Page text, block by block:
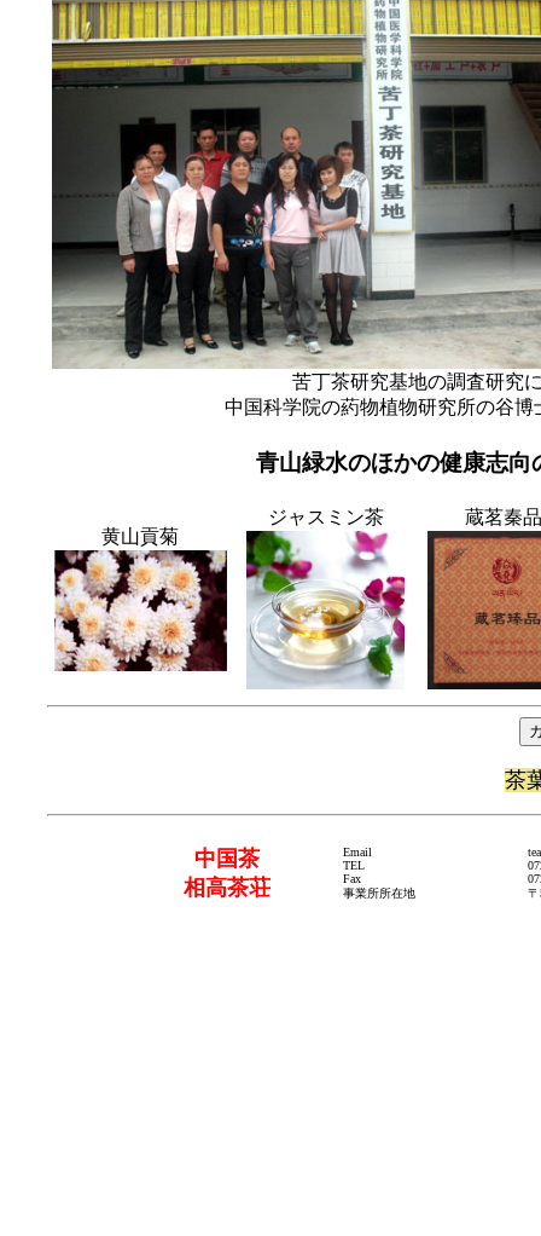
苦丁茶研究基地の調査研究
中国科学院の葯物植物研究所の谷
青山緑水のほかの健康志
黄山貢菊
ジャスミン茶 蔵茗秦品
茶
中国茶
相高茶荘
Email
TEL
Fax
事業所所在地